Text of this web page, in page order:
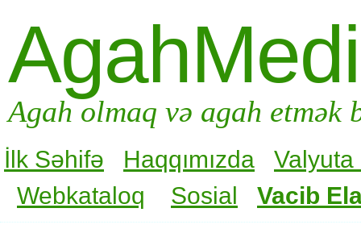
Agah olmaq və agah
İlk Səhifə Haqqımızda
Valyuta
Webkataloq
Sosial Vacib